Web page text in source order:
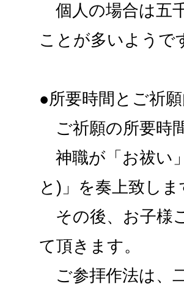
個人の場合は五
ことが多いようで
●所要時間とご祈
ご祈願の所要時
神職が「お祓い
と)」を奏上致しま
その後、お子様
て頂きます。
ご参拝作法は、